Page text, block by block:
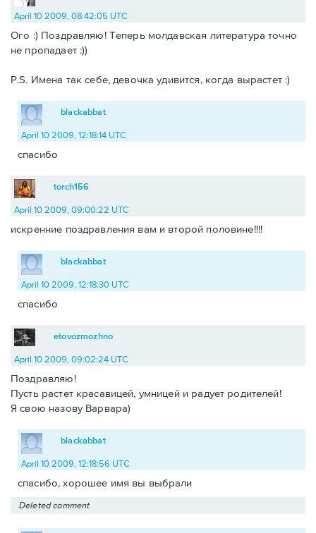
April 10 2009, 08:42:05 UTC
Ого :) Поздравляю! Теперь молдавская литература точно
не пропадает :))
P.S. Имена так себе, девочка удивится, когда вырастет :)
blackabbat
April 10 2009, 12:18:14 UTC
спасибо
torch156
April 10 2009, 09:00:22 UTC
искренние поздравления вам и второй половине!!!!
blackabbat
April 10 2009, 12:18:30 UTC
спасибо
etovozmozhno
April 10 2009, 09:02:24 UTC
Поздравляю!
Пусть растет красавицей, умницей и радует родителей!
Я свою назову Варвара)
blackabbat
April 10 2009, 12:18:56 UTC
спасибо, хорошее имя вы выбрали
Deleted comment